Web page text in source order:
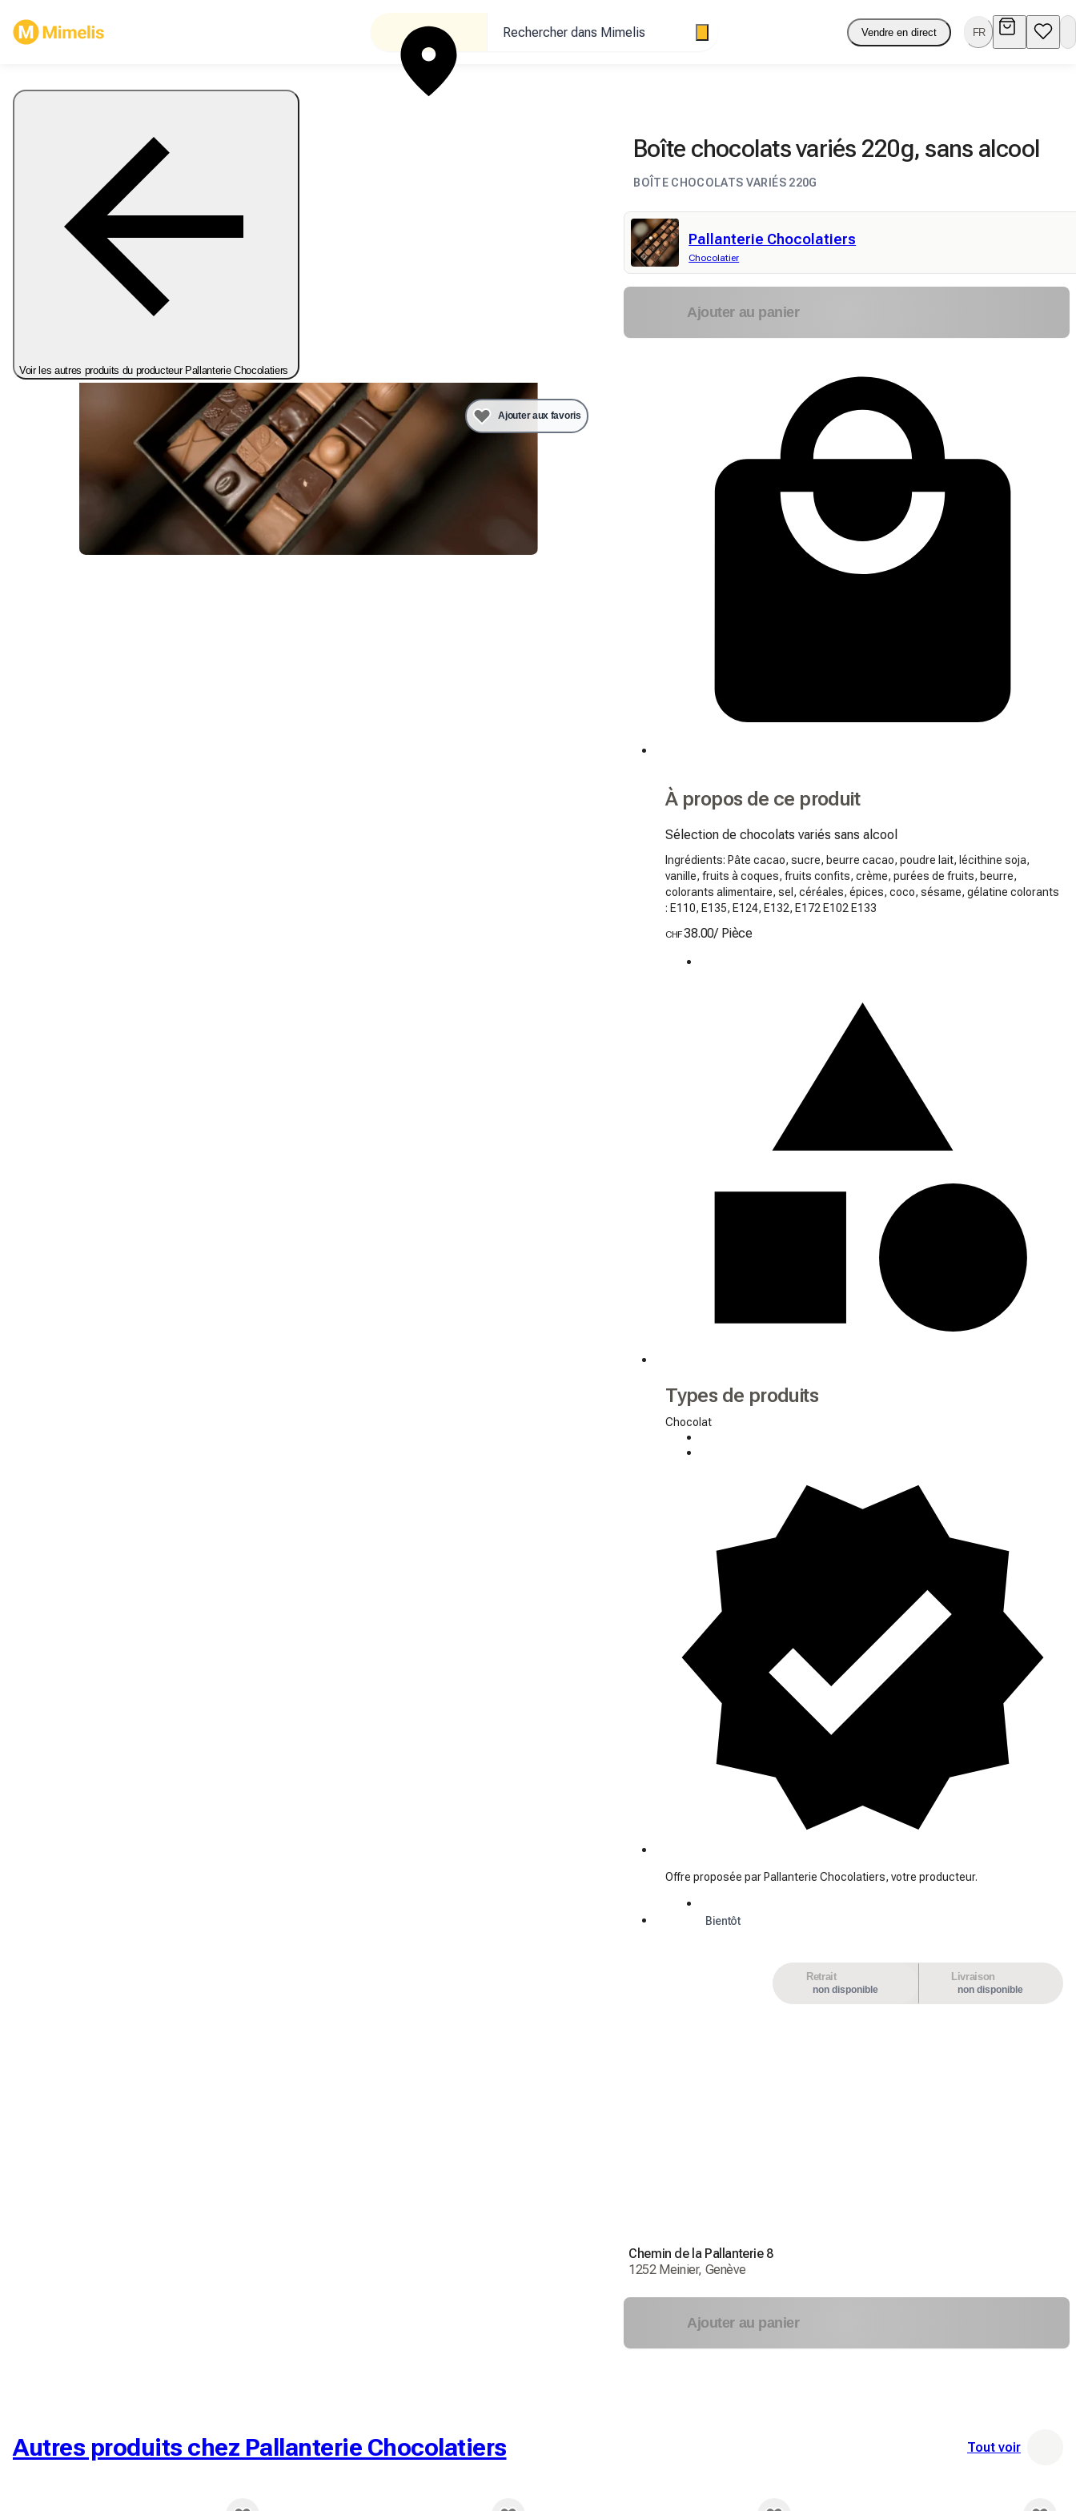
Rechercher dans Mimelis Vendre en direct FR
Voir les autres produits du producteur Pallanterie Chocolatiers
Ajouter aux favoris
Boîte chocolats variés 220g, sans alcool
BOÎTE CHOCOLATS VARIÉS 220G
Pallanterie Chocolatiers
Chocolatier
Ajouter au panier
À propos de ce produit
Sélection de chocolats variés sans alcool
Ingrédients: Pâte cacao, sucre, beurre cacao, poudre lait, lécithine soja,
vanille, fruits à coques, fruits confits, crème, purées de fruits, beurre,
colorants alimentaire, sel, céréales, épices, coco, sésame, gélatine colorants
: E110, E135, E124, E132, E172 E102 E133
CHF38.00/ Pièce
Types de produits
Chocolat
Offre proposée par Pallanterie Chocolatiers, votre producteur.
Bientôt
Retrait
non disponible
Livraison
non disponible
Chemin de la Pallanterie 8
1252 Meinier, Genève
Ajouter au panier
Autres produits chez Pallanterie Chocolatiers Tout voir